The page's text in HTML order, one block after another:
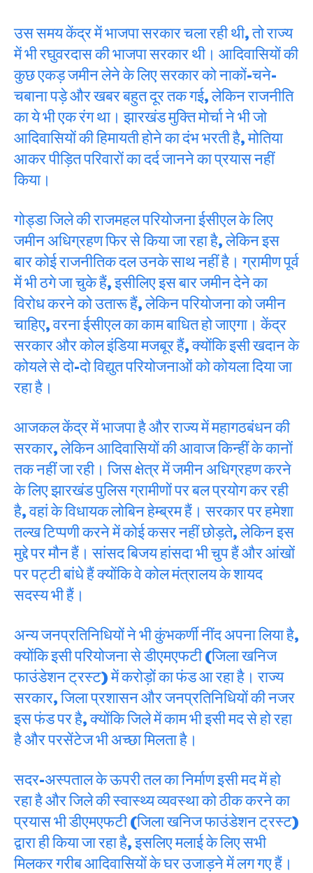
उस समय केंद्र में भाजपा सरकार चला रही थी, तो राज्य
में भी रघुवरदास की भाजपा सरकार थी। आदिवासियों की
कुछ एकड़ जमीन लेने के लिए सरकार को नाकों-चने-
चबाना पड़े और खबर बहुत दूर तक गई, लेकिन राजनीति
का ये भी एक रंग था। झारखंड मुक्ति मोर्चा ने भी जो
आदिवासियों की हिमायती होने का दंभ भरती है, मोतिया
आकर पीड़ित परिवारों का दर्द जानने का प्रयास नहीं
किया।
गोड्डा जिले की राजमहल परियोजना ईसीएल के लिए
जमीन अधिग्रहण फिर से किया जा रहा है, लेकिन इस
बार कोई राजनीतिक दल उनके साथ नहीं है। ग्रामीण पूर्व
में भी ठगे जा चुके हैं, इसीलिए इस बार जमीन देने का
विरोध करने को उतारू हैं, लेकिन परियोजना को जमीन
चाहिए, वरना ईसीएल का काम बाधित हो जाएगा। केंद्र
सरकार और कोल इंडिया मजबूर हैं, क्योंकि इसी खदान के
कोयले से दो-दो विद्युत परियोजनाओं को कोयला दिया जा
रहा है।
आजकल केंद्र में भाजपा है और राज्य में महागठबंधन की
सरकार, लेकिन आदिवासियों की आवाज किन्हीं के कानों
तक नहीं जा रही। जिस क्षेत्र में जमीन अधिग्रहण करने
के लिए झारखंड पुलिस ग्रामीणों पर बल प्रयोग कर रही
है, वहां के विधायक लोबिन हेम्ब्रम हैं। सरकार पर हमेशा
तल्ख टिप्पणी करने में कोई कसर नहीं छोड़ते, लेकिन इस
मुद्दे पर मौन हैं। सांसद बिजय हांसदा भी चुप हैं और आंखों
पर पट्टी बांधे हैं क्योंकि वे कोल मंत्रालय के शायद
सदस्य भी हैं।
अन्य जनप्रतिनिधियों ने भी कुंभकर्णी नींद अपना लिया है,
क्योंकि इसी परियोजना से डीएमएफटी (जिला खनिज
फाउंडेशन ट्रस्ट) में करोड़ों का फंड आ रहा है। राज्य
सरकार, जिला प्रशासन और जनप्रतिनिधियों की नजर
इस फंड पर है, क्योंकि जिले में काम भी इसी मद से हो रहा
है और परसेंटेज भी अच्छा मिलता है।
सदर-अस्पताल के ऊपरी तल का निर्माण इसी मद में हो
रहा है और जिले की स्वास्थ्य व्यवस्था को ठीक करने का
प्रयास भी डीएमएफटी (जिला खनिज फाउंडेशन ट्रस्ट)
द्वारा ही किया जा रहा है, इसलिए मलाई के लिए सभी
मिलकर गरीब आदिवासियों के घर उजाड़ने में लग गए हैं।